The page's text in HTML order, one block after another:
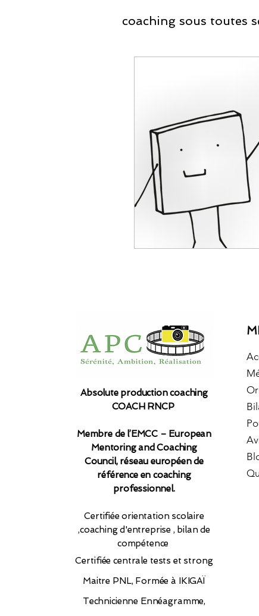
coaching sous toutes
Coaching
coaching entreprise
communication
orientation
Absolute production coaching
COACH RNCP
Membre de l’EMCC – European
Mentoring and Coaching
Council, réseau européen de
référence en coaching
professionnel.​
Certifiée orientation scolaire
,coaching d'entreprise , bilan de
compétence
Certifiée centrale tests et strong
Maitre PNL, Formée à IKIGAÏ
Technicienne Ennéagramme,